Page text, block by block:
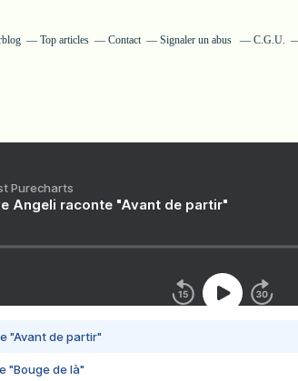
Top articles Contact Signaler un abus C.G.U.
Purecharts
Angeli raconte "Avant de partir"
"Avant de partir"
"Bouge de là"